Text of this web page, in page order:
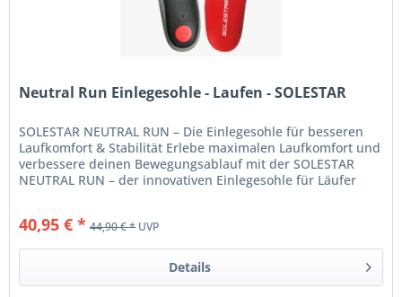
Neutral Run Einlegesohle - Laufen - SOLESTAR
SOLESTAR NEUTRAL RUN – Die Einlegesohle für besseren
Laufkomfort & Stabilität Erlebe maximalen Laufkomfort und
verbessere deinen Bewegungsablauf mit der SOLESTAR
NEUTRAL RUN – der innovativen Einlegesohle für Läufer
40,95 € * 44,90 € *UVP
Details